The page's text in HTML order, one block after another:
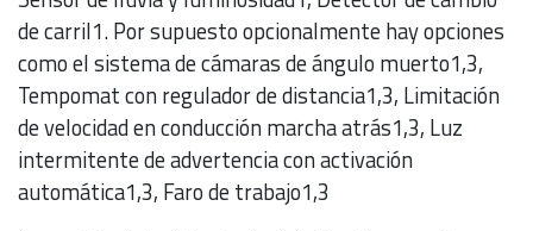
de carril1. Por supuesto opcionalmente hay opciones
como el sistema de cámaras de ángulo muerto1,3,
Tempomat con regulador de distancia1,3, Limitación
de velocidad en conducción marcha atrás1,3, Luz
intermitente de advertencia con activación
automática1,3, Faro de trabajo1,3